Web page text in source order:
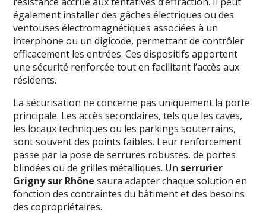
également installer des gâches électriques ou des
ventouses électromagnétiques associées à un
interphone ou un digicode, permettant de contrôler
efficacement les entrées. Ces dispositifs apportent
une sécurité renforcée tout en facilitant l’accès aux
résidents.
La sécurisation ne concerne pas uniquement la porte
principale. Les accès secondaires, tels que les caves,
les locaux techniques ou les parkings souterrains,
sont souvent des points faibles. Leur renforcement
passe par la pose de serrures robustes, de portes
blindées ou de grilles métalliques. Un serrurier
Grigny sur Rhône saura adapter chaque solution en
fonction des contraintes du bâtiment et des besoins
des copropriétaires.